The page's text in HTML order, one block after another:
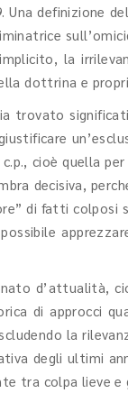
definizione
la
dottrina e
cioè quella
decisiva,
di fatti colposi
d’attualità,
di approcci
la
degli ultimi
tra colpa lieve e